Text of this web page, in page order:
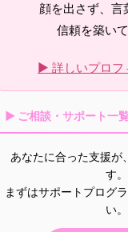
顔を出さず、言
信頼を築いて
▶ 詳しいプロフ
▶ ご相談・サポート一
あなたに合った支援が
す。
まずはサポートプログ
い。